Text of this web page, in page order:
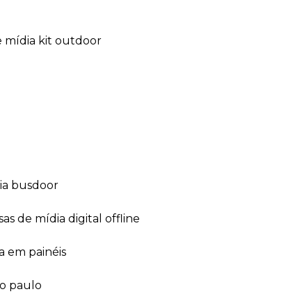
mídia kit outdoor
busdoor
de mídia digital offline
em painéis
paulo